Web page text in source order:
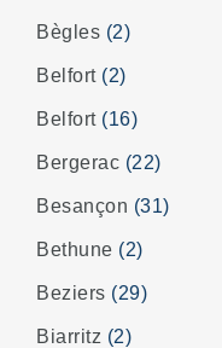
Bègles (2)
Belfort (2)
Belfort (16)
Bergerac (22)
Besançon (31)
Bethune (2)
Beziers (29)
Biarritz (2)